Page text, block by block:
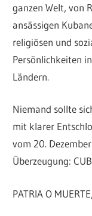
ganzen Welt, von
ansässigen
religiösen und
Persönlichkeiten
Ländern.
Niemand sollte
mit klarer
vom 20.
Überzeugung:
PATRIA O